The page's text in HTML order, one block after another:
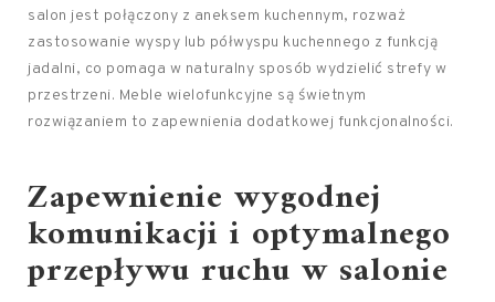
salon jest połączony z aneksem kuchennym, rozważ
zastosowanie wyspy lub półwyspu kuchennego z funkcją
jadalni, co pomaga w naturalny sposób wydzielić strefy w
przestrzeni. Meble wielofunkcyjne są świetnym
rozwiązaniem to zapewnienia dodatkowej funkcjonalności.
Zapewnienie wygodnej
komunikacji i optymalnego
przepływu ruchu w salonie